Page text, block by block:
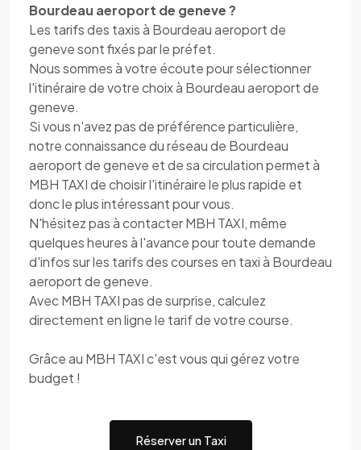
Bourdeau aeroport de geneve ?
Les tarifs des taxis à Bourdeau aeroport de
geneve sont fixés par le préfet.
Nous sommes à votre écoute pour sélectionner
l'itinéraire de votre choix à Bourdeau aeroport de
geneve.
Si vous n'avez pas de préférence particulière,
notre connaissance du réseau de Bourdeau
aeroport de geneve et de sa circulation permet à
MBH TAXI de choisir l'itinéraire le plus rapide et
donc le plus intéressant pour vous.
N'hésitez pas à contacter MBH TAXI, même
quelques heures à l'avance pour toute demande
d'infos sur les tarifs des courses en taxi à Bourdeau
aeroport de geneve.
Avec MBH TAXI pas de surprise, calculez
directement en ligne le tarif de votre course.
Grâce au MBH TAXI c'est vous qui gérez votre
budget !
Réserver un Taxi